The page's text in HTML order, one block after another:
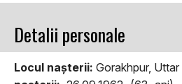
Detalii personale
Locul naşterii: Gorakhpur,